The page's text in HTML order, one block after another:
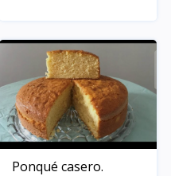
Rápido Vista
Ponqué casero.